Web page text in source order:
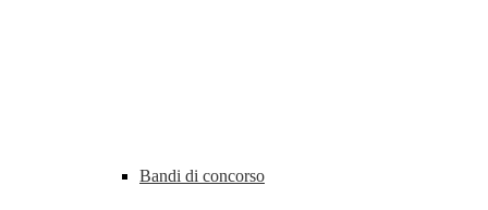
Bandi di concorso